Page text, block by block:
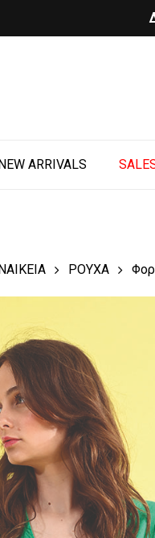
Hit enter to search
ARRIVALS
ΡΟΥΧΑ